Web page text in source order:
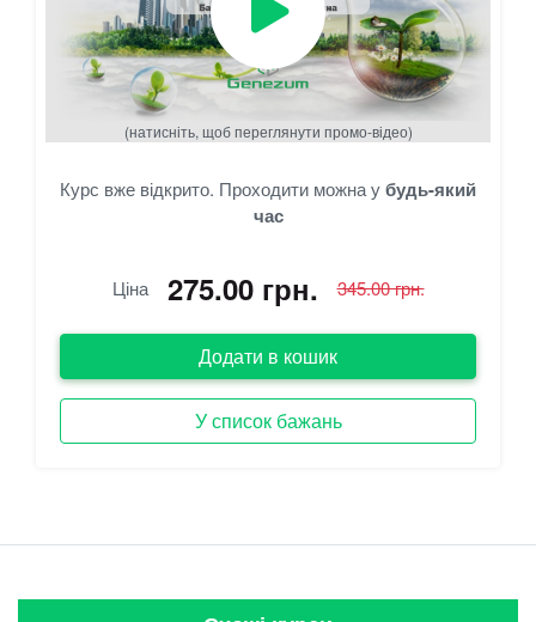
(натисніть, щоб переглянути промо-відео)
Курс вже відкрито. Проходити можна убудь-який
час
Ціна 275.00 грн. 345.00 грн.
Додати в кошик
У список бажань